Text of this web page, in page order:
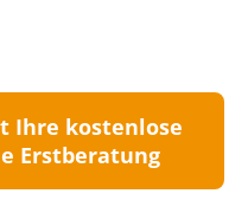
Ihre kostenlose
Erstberatung